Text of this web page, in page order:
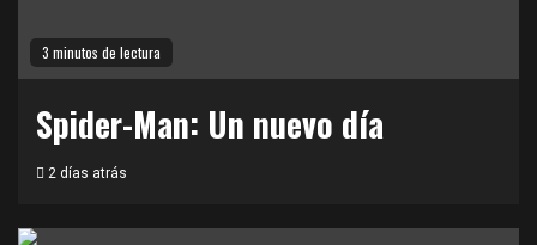
3 minutos de lectura
Spider-Man: Un nuevo día
2 días atrás